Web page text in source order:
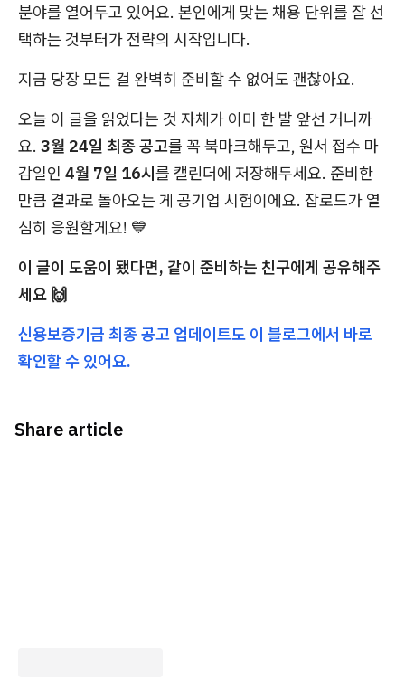
분야를 열어두고 있어요. 본인에게 맞는 채용 단위를 잘 선
택하는 것부터가 전략의 시작입니다.
지금 당장 모든 걸 완벽히 준비할 수 없어도 괜찮아요.
오늘 이 글을 읽었다는 것 자체가 이미 한 발 앞선 거니까
요. 3월 24일 최종 공고를 꼭 북마크해두고, 원서 접수 마
감일인 4월 7일 16시를 캘린더에 저장해두세요. 준비한
만큼 결과로 돌아오는 게 공기업 시험이에요. 잡로드가 열
심히 응원할게요! 💙
이 글이 도움이 됐다면, 같이 준비하는 친구에게 공유해주
세요 🙌
신용보증기금 최종 공고 업데이트도 이 블로그에서 바로
확인할 수 있어요.
Share article